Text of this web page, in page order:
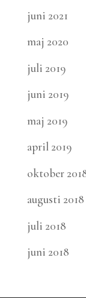
juni 2021
maj 2020
juli 2019
juni 2019
maj 2019
april 2019
oktober
augusti 2018
juli 2018
juni 2018